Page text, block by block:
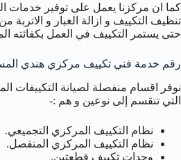
كما ان مركزنا يعمل على توفير خدمات
تنظيف التكييف و ازالة الغبار و الاتربة
حتى يستمر التكييف في العمل بكفائته
رقم خدمة فني تكييف مركزي هندي
نوفر اقسام منفصلة لصيانة التكييفات
التي تنقسم إلى نوعين و هم :-
نظام التكييف المركزي التجميعي.
نظام التكييف المركزي المنفصل.
وحدات تكييف قطعتين.